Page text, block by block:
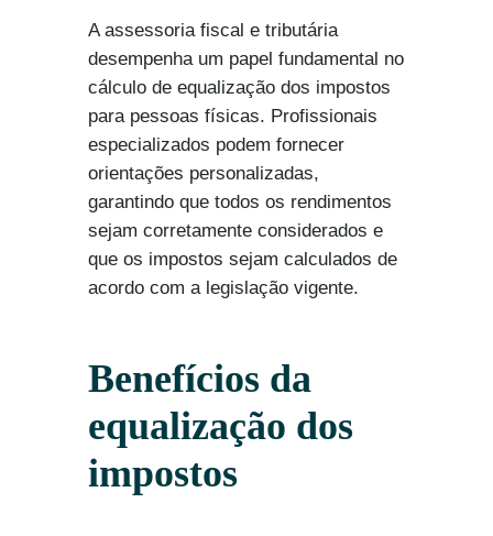
A assessoria fiscal e tributária
desempenha um papel fundamental no
cálculo de equalização dos impostos
para pessoas físicas. Profissionais
especializados podem fornecer
orientações personalizadas,
garantindo que todos os rendimentos
sejam corretamente considerados e
que os impostos sejam calculados de
acordo com a legislação vigente.
Benefícios da
equalização dos
impostos